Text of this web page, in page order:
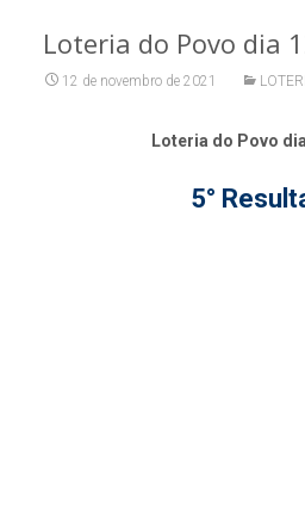
Loteria do Povo dia
12 de novembro de 2021
Loteria do Povo
5°